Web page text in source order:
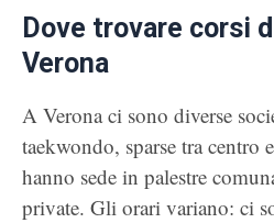
Dove trovare corsi
Verona
A Verona ci sono diverse
taekwondo, sparse tra centro
hanno sede in palestre
private. Gli orari variano: ci